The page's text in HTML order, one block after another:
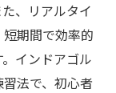
、リアルタイ
期間で効率的
インドアゴル
法で、初心者